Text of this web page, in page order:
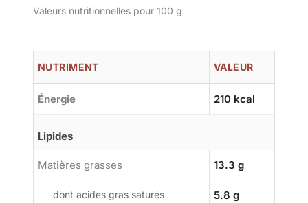
Valeurs nutritionnelles pour 100 g
NUTRIMENT VALEUR
Énergie 210 kcal
Lipides
Matières grasses 13.3 g
dont acides gras saturés 5.8 g